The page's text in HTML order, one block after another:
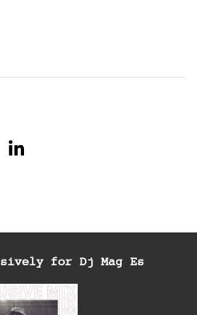
for Dj Mag Es